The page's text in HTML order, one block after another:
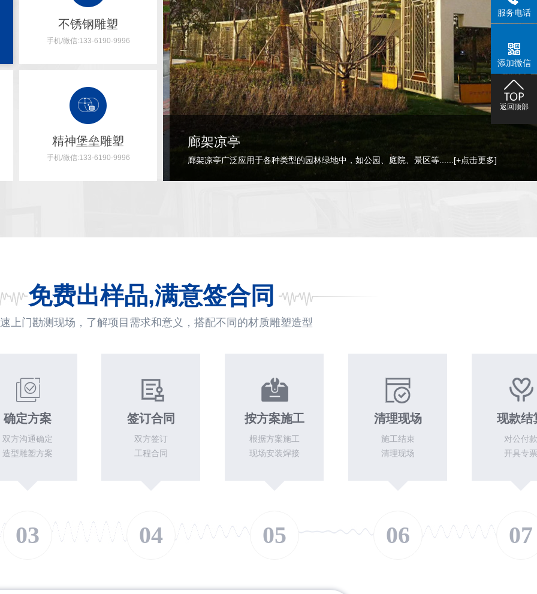
不锈钢雕塑
手机/微信:133-6190-9996
精神堡垒雕塑
手机/微信:133-6190-9996
[+点击更多]
不锈钢雕塑
不锈钢雕塑有多种造型，几何雕塑，圆雕，抽象等，内容丰富，可塑...... [+点击更多]
免费出样品,满意签合同
上门勘测现场，了解项目需求和意义，搭配不同的材质雕塑造型
确定方案
双方沟通确定
造型雕塑方案
03
签订合同
双方签订
工程合同
04
按方案施工
根据方案施工
现场安装焊接
05
清理现场
施工结束
清理现场
06
现款结
对公付
开具专
07
服务电话
添加微信
返回顶部